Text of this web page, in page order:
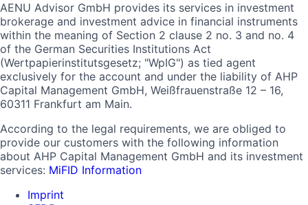
AENU Advisor GmbH provides its services in investment
brokerage and investment advice in financial instruments
within the meaning of Section 2 clause 2 no. 3 and no. 4
of the German Securities Institutions Act
(Wertpapierinstitutsgesetz; "WpIG") as tied agent
exclusively for the account and under the liability of AHP
Capital Management GmbH, Weißfrauenstraße 12 – 16,
60311 Frankfurt am Main.
According to the legal requirements, we are obliged to
provide our customers with the following information
about AHP Capital Management GmbH and its investment
services: MiFID Information
Imprint